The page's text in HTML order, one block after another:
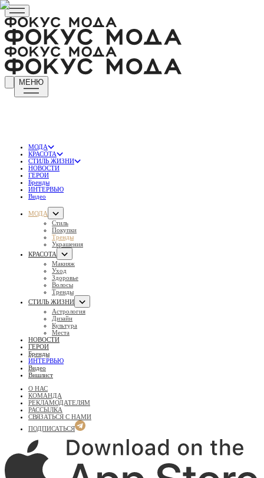
МЕНЮ
МОДА
КРАСОТА
СТИЛЬ ЖИЗНИ
НОВОСТИ
ГЕРОИ
Бренды
ИНТЕРВЬЮ
Видео
МОДА
Стиль
Покупки
Тренды
Украшения
КРАСОТА
Макияж
Уход
Здоровье
Волосы
Тренды
СТИЛЬ ЖИЗНИ
Астрология
Дизайн
Культура
Места
НОВОСТИ
ГЕРОИ
Бренды
ИНТЕРВЬЮ
Видео
Вишлист
О НАС
КОМАНДА
РЕКЛАМОДАТЕЛЯМ
РАССЫЛКА
СВЯЗАТЬСЯ С НАМИ
ПОДПИСАТЬСЯ